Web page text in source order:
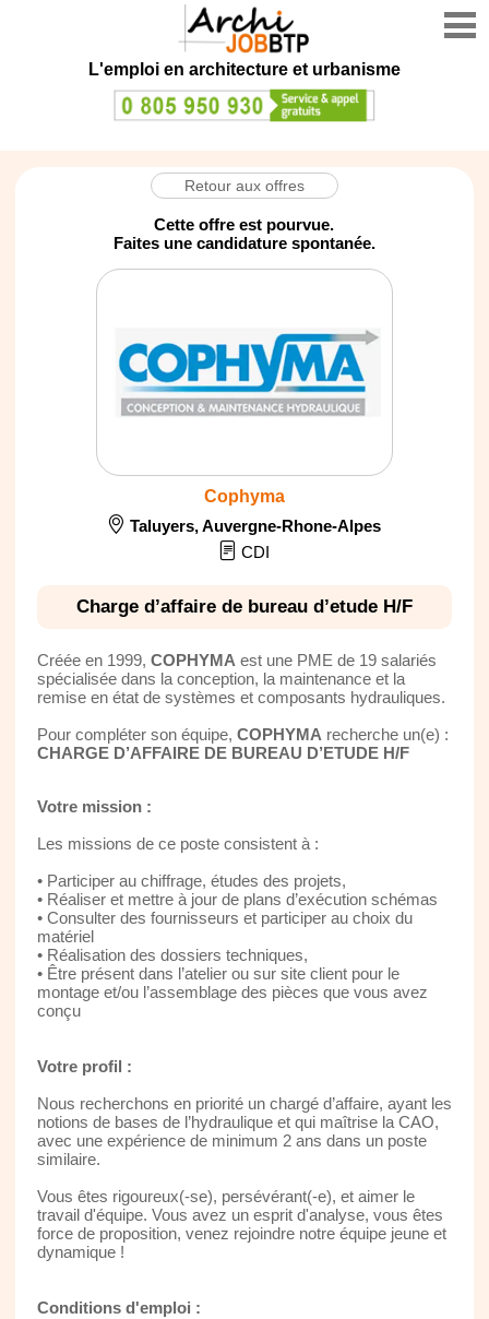
L'emploi en architecture et urbanisme
Retour aux offres
Cette offre est pourvue.
Faites une candidature spontanée.
Cophyma
Taluyers,Auvergne-Rhone-Alpes
CDI
Charge d’affaire de bureau d’etude H/F
Créée en 1999, COPHYMA est une PME de 19 salariés
spécialisée dans la conception, la maintenance et la
remise en état de systèmes et composants hydrauliques.
Pour compléter son équipe, COPHYMA recherche un(e) :
CHARGE D’AFFAIRE DE BUREAU D’ETUDE H/F
Votre mission :
Les missions de ce poste consistent à :
• Participer au chiffrage, études des projets,
• Réaliser et mettre à jour de plans d’exécution schémas
• Consulter des fournisseurs et participer au choix du
matériel
• Réalisation des dossiers techniques,
• Être présent dans l’atelier ou sur site client pour le
montage et/ou l’assemblage des pièces que vous avez
conçu
Votre profil :
Nous recherchons en priorité un chargé d’affaire, ayant les
notions de bases de l’hydraulique et qui maîtrise la CAO,
avec une expérience de minimum 2 ans dans un poste
similaire.
Vous êtes rigoureux(-se), persévérant(-e), et aimer le
travail d'équipe. Vous avez un esprit d'analyse, vous êtes
force de proposition, venez rejoindre notre équipe jeune et
dynamique !
Conditions d'emploi :